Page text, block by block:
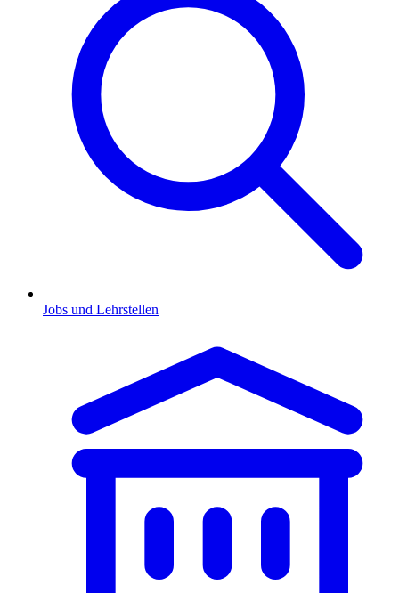
Jobs und Lehrstellen